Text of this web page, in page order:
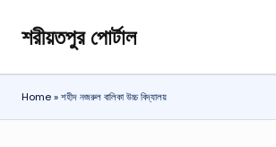
Skip
content
শরীয়তপুর পোর্টাল
শরীয়তপুর
জেলা
বিষয়ক
Home»শহীদ নজরুল বালিকা উচ্চ বিদ্যালয়